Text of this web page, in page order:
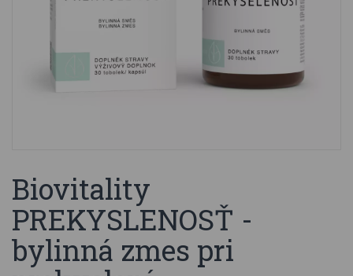
Biovitality
PREKYSLENOSŤ -
bylinná zmes pri